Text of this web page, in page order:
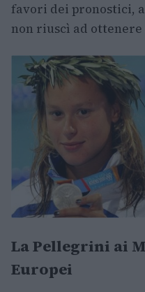
favori dei pronostici,
non riuscì ad
La Pellegrini ai
Europei